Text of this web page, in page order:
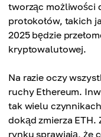
tworząc możliwości
protokołów, takich
2025 będzie
kryptowalutowej.
Na razie oczy
ruchy Ethereum.
tak wielu
dokąd zmierza
rynku sprawiają, że